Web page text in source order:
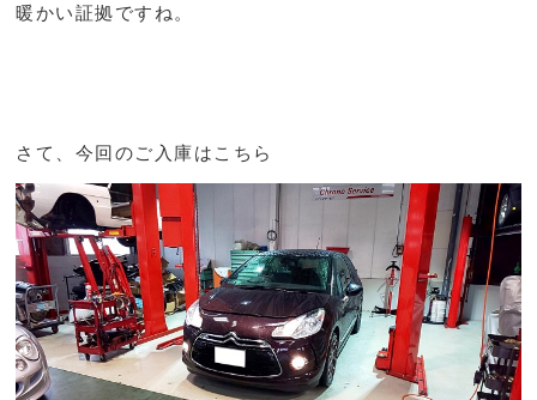
暖かい証拠ですね。
さて、今回のご入庫はこちら